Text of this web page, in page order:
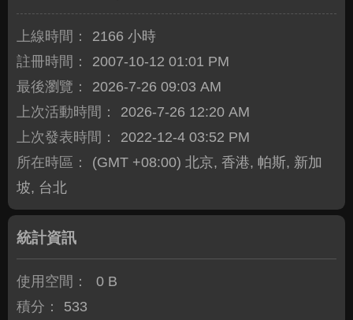
上線時間：
2166 小時
註冊時間：
2007-10-12 01:01 PM
最後瀏覽：
2026-7-26 09:03 AM
上次活動時間：
2026-7-26 12:20 AM
上次發表時間：
2022-12-4 03:52 PM
所在時區：
(GMT +08:00) 北京, 香港, 帕斯, 新加
坡, 台北
統計資訊
使用空間：
0 B
積分：
533